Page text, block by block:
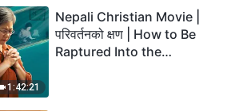
1:42:21
Nepali Christian Movie |
परिवर्तनको क्षण | How to Be
Raptured Into the